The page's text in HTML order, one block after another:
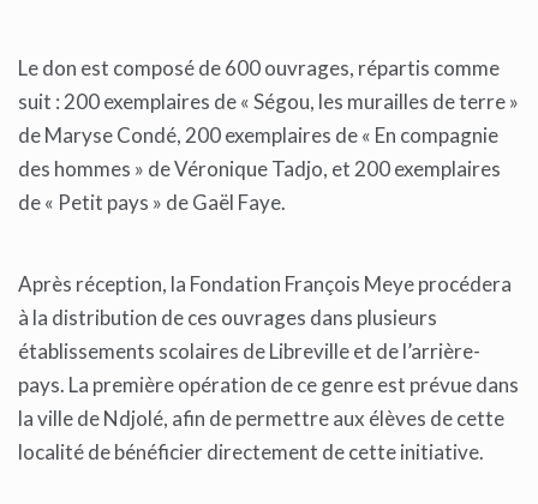
Le don est composé de 600 ouvrages, répartis comme
suit : 200 exemplaires de « Ségou, les murailles de terre »
de Maryse Condé, 200 exemplaires de « En compagnie
des hommes » de Véronique Tadjo, et 200 exemplaires
de « Petit pays » de Gaël Faye.
Après réception, la Fondation François Meye procédera
à la distribution de ces ouvrages dans plusieurs
établissements scolaires de Libreville et de l’arrière-
pays. La première opération de ce genre est prévue dans
la ville de Ndjolé, afin de permettre aux élèves de cette
localité de bénéficier directement de cette initiative.